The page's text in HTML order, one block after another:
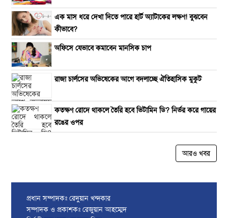
এক মাস ধরে দেখা দিতে পারে হার্ট অ্যাটাকের লক্ষণ! বুঝবেন
কীভাবে?
অফিসে যেভাবে কমাবেন মানসিক চাপ
রাজা চার্লসের অভিষেকের আগে বদলাচ্ছে ঐতিহাসিক মুকুট
কতক্ষণ রোদে থাকলে তৈরি হবে ভিটামিন ডি? নির্ভর করে গায়ের
রঙের ওপর
আরও খবর
প্রধান সম্পাদকঃ রেদুয়ান খন্দকার
সম্পাদক ও প্রকাশকঃ রেজুয়ান আহম্মেদ